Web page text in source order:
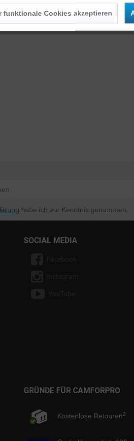
habe ich zur Kenntnis genommen.
SOCIAL MEDIA
GRÜNDE FÜR CAMFORPRO
Kostenlose Retouren2
funktionale Cookies akzeptieren